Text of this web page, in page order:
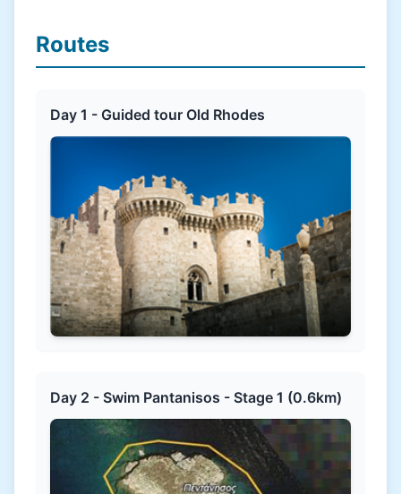
Routes
Day 1 - Guided tour Old Rhodes
Day 2 - Swim Pantanisos - Stage 1 (0.6km)